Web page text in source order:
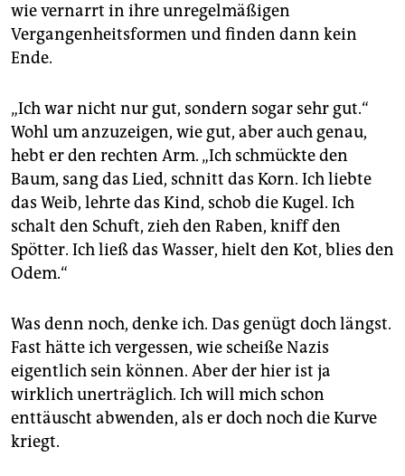
wie vernarrt in ihre unregelmäßigen
Vergangenheitsformen und finden dann kein
Ende.
„Ich war nicht nur gut, sondern sogar sehr gut.“
Wohl um anzuzeigen, wie gut, aber auch genau,
hebt er den rechten Arm. „Ich schmückte den
Baum, sang das Lied, schnitt das Korn. Ich liebte
das Weib, lehrte das Kind, schob die Kugel. Ich
schalt den Schuft, zieh den Raben, kniff den
Spötter. Ich ließ das Wasser, hielt den Kot, blies den
Odem.“
Was denn noch, denke ich. Das genügt doch längst.
Fast hätte ich vergessen, wie scheiße Nazis
eigentlich sein können. Aber der hier ist ja
wirklich unerträglich. Ich will mich schon
enttäuscht abwenden, als er doch noch die Kurve
kriegt.